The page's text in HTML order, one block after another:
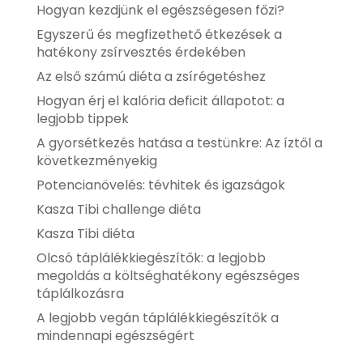
Hogyan kezdjünk el egészségesen főzi?
Egyszerű és megfizethető étkezések a
hatékony zsírvesztés érdekében
Az első számú diéta a zsírégetéshez
Hogyan érj el kalória deficit állapotot: a
legjobb tippek
A gyorsétkezés hatása a testünkre: Az íztől a
következményekig
Potencianövelés: tévhitek és igazságok
Kasza Tibi challenge diéta
Kasza Tibi diéta
Olcsó táplálékkiegészítők: a legjobb
megoldás a költséghatékony egészséges
táplálkozásra
A legjobb vegán táplálékkiegészítők a
mindennapi egészségért